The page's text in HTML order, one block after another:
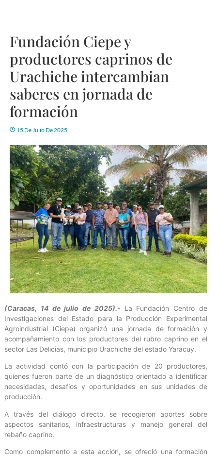
Fundación Ciepe y
productores caprinos de
Urachiche intercambian
saberes en jornada de
formación
15 De Julio De 2025
(Caracas, 14 de julio de 2025).- La Fundación Centro de
Investigaciones del Estado para la Producción Experimental
Agroindustrial (Ciepe) organizó una jornada de formación y
acompañamiento con los productores del rubro caprino en el
sector Las Delicias, municipio Urachiche del estado Yaracuy.
La actividad contó con la participación de 20 productores,
quienes fueron parte de un diagnóstico orientado a identificar
necesidades, desafíos y oportunidades en sus unidades de
producción.
A través del diálogo directo, se recogieron aportes sobre
aspectos sanitarios, infraestructuras y manejo general del
rebaño caprino.
Como complemento a esta acción, se ofreció una formación